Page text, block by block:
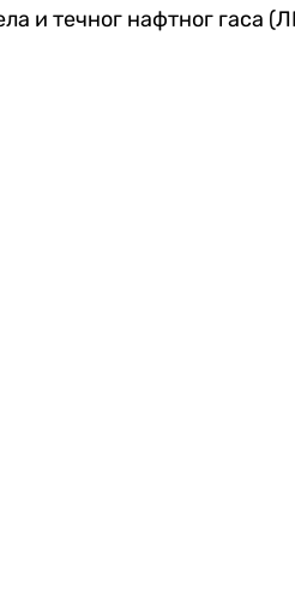
и течног нафтног гаса